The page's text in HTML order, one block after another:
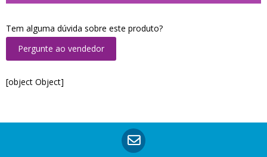
Tem alguma dúvida sobre este produto?
Pergunte ao vendedor
[object Object]